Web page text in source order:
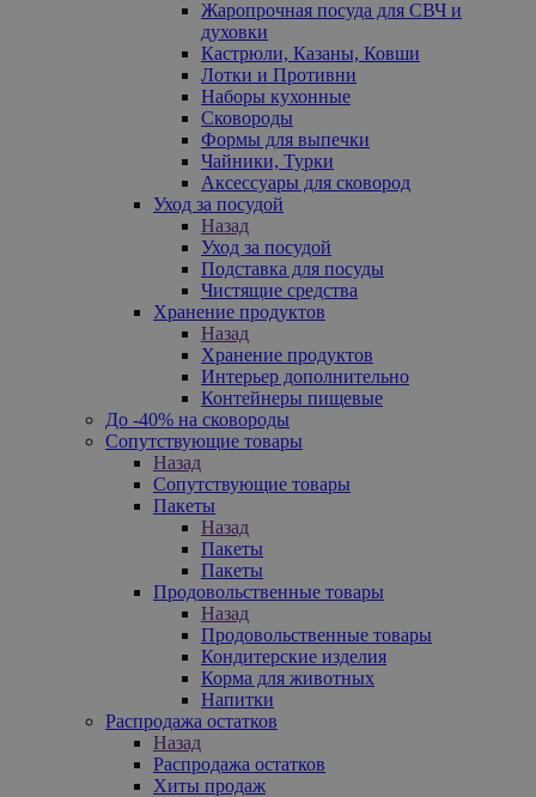
Жаропрочная посуда для СВЧ и
духовки
Кастрюли, Казаны, Ковши
Лотки и Противни
Наборы кухонные
Сковороды
Формы для выпечки
Чайники, Турки
Аксессуары для сковород
Уход за посудой
Назад
Уход за посудой
Подставка для посуды
Чистящие средства
Хранение продуктов
Назад
Хранение продуктов
Интерьер дополнительно
Контейнеры пищевые
До -40% на сковороды
Сопутствующие товары
Назад
Сопутствующие товары
Пакеты
Назад
Пакеты
Пакеты
Продовольственные товары
Назад
Продовольственные товары
Кондитерские изделия
Корма для животных
Напитки
Распродажа остатков
Назад
Распродажа остатков
Хиты продаж